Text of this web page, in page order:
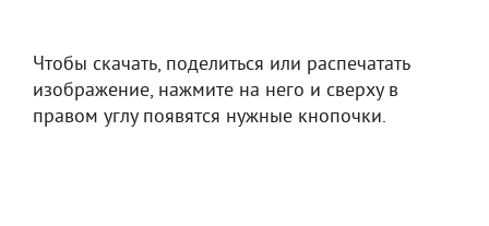
Чтобы скачать, поделиться или распечатать
изображение, нажмите на него и сверху в
правом углу появятся нужные кнопочки.